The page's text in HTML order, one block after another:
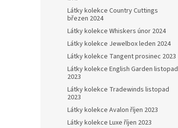
Látky kolekce Country Cuttings
březen 2024
Látky kolekce Whiskers únor 2024
Látky kolekce Jewelbox leden 2024
Látky kolekce Tangent prosinec 2023
Látky kolekce English Garden listopad
2023
Látky kolekce Tradewinds listopad
2023
Látky kolekce Avalon říjen 2023
Látky kolekce Luxe říjen 2023